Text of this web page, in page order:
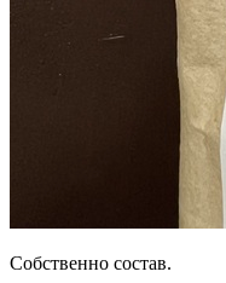
Собственно состав.